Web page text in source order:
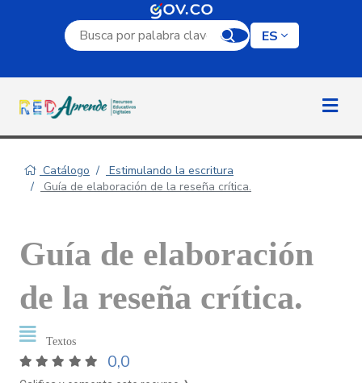
Campo de búsqueda por palabra clave
ES
Catálogo
Estimulando la escritura
Guía de elaboración de la reseña crítica.
Guía de elaboración
de la reseña crítica.
Textos
0,0